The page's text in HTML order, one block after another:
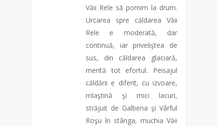
Văii Rele să pornim la drum.
Urcarea spre căldarea Văii
Rele e moderată, dar
continuă, iar priveliştea de
sus, din căldarea glaciară,
merită tot efortul. Peisajul
căldării e diferit, cu izvoare,
mlaştină şi mici lacuri,
străjuit de Galbena şi Vârful
Roşu în stânga, muchia Văii